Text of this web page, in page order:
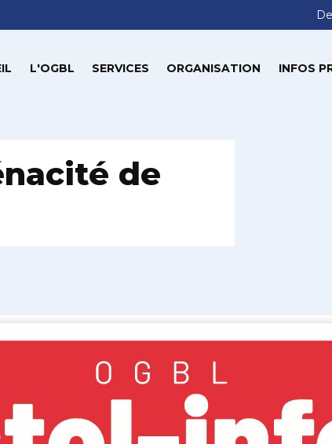
L'OGBL SERVICES ORGANISATION INFOS
de